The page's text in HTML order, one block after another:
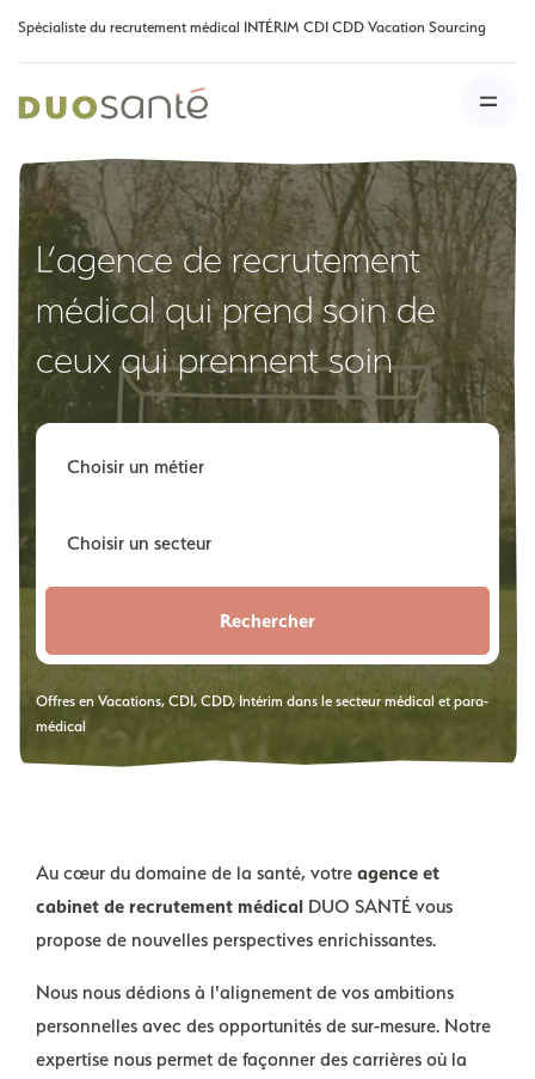
Spécialiste du recrutement médical INTÉRIM CDI CDD Vacation Sourcing
L’agence de recrutement
médical qui prend soin de
ceux qui prennent soin
Rechercher
Offres en Vacations, CDI, CDD, Intérim dans le secteur médical et para-
médical
Au cœur du domaine de la santé, votre agence et
cabinet de recrutement médical DUO SANTÉ vous
propose de nouvelles perspectives enrichissantes.
Nous nous dédions à l'alignement de vos ambitions
personnelles avec des opportunités de sur-mesure. Notre
expertise nous permet de façonner des carrières où la